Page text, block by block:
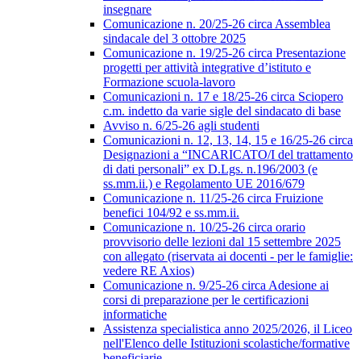
insegnare
Comunicazione n. 20/25-26 circa Assemblea
sindacale del 3 ottobre 2025
Comunicazione n. 19/25-26 circa Presentazione
progetti per attività integrative d’istituto e
Formazione scuola-lavoro
Comunicazioni n. 17 e 18/25-26 circa Sciopero
c.m. indetto da varie sigle del sindacato di base
Avviso n. 6/25-26 agli studenti
Comunicazioni n. 12, 13, 14, 15 e 16/25-26 circa
Designazioni a “INCARICATO/I del trattamento
di dati personali” ex D.Lgs. n.196/2003 (e
ss.mm.ii.) e Regolamento UE 2016/679
Comunicazione n. 11/25-26 circa Fruizione
benefici 104/92 e ss.mm.ii.
Comunicazione n. 10/25-26 circa orario
provvisorio delle lezioni dal 15 settembre 2025
con allegato (riservata ai docenti - per le famiglie:
vedere RE Axios)
Comunicazione n. 9/25-26 circa Adesione ai
corsi di preparazione per le certificazioni
informatiche
Assistenza specialistica anno 2025/2026, il Liceo
nell'Elenco delle Istituzioni scolastiche/formative